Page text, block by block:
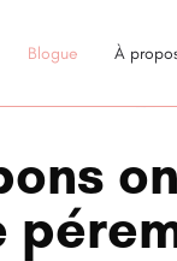
Blogue À